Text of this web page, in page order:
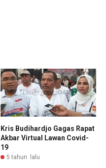
Kris Budihardjo Gagas Rapat
Akbar Virtual Lawan Covid-
19
5 tahun lalu